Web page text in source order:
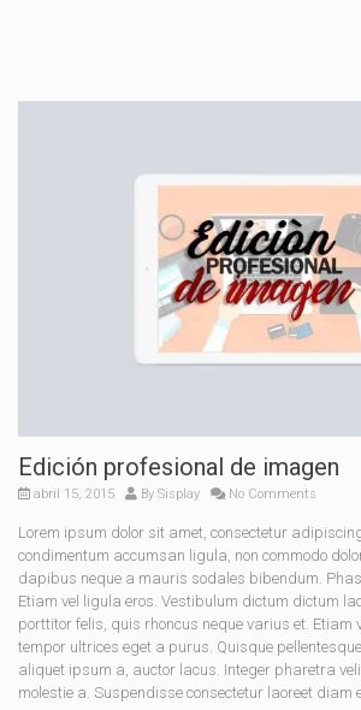
Edición profesional de imagen
abril 15, 2015 By Sisplay No Comments
Lorem ipsum dolor sit amet, consectetur
condimentum accumsan ligula, non commodo
dapibus neque a mauris sodales bibendum.
Etiam vel ligula eros. Vestibulum dictum dictum
porttitor felis, quis rhoncus neque varius et. Etiam
tempor ultrices eget a purus. Quisque
aliquet ipsum a, auctor lacus. Integer pharetra
molestie a. Suspendisse consectetur laoreet diam